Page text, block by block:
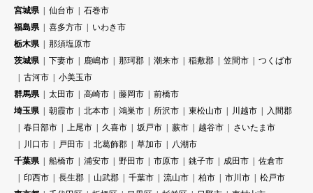
宮城県
仙台市
石巻市
福島県
喜多方市
いわき市
栃木県
那須塩原市
茨城県
下妻市 鹿嶋市 那珂郡 潮来市 稲敷郡 笠間市
つくば市
古河市
小美玉市
群馬県
太田市 高崎市 藤岡市
前橋市
埼玉県
朝霞市 北本市 鴻巣市 所沢市 東松山市 川越市
入間郡
春日部市
上尾市 久喜市 坂戸市 蕨市 越谷市
さいたま市
川口市
戸田市 北葛飾郡 草加市
八潮市
千葉県
船橋市 浦安市 野田市 市原市 銚子市 成田市
佐倉市
印西市
長生郡 山武郡 千葉市 流山市 柏市 市川市
松戸市